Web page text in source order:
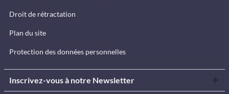
Droit de rétractation
Plan du site
Protection des données personnelles
Inscrivez-vous à notre Newsletter